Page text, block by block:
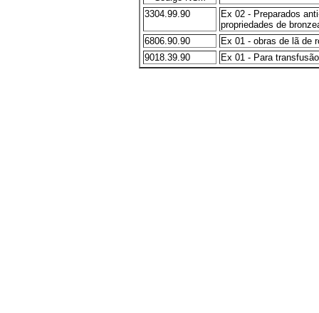
3304.99.90
Ex 02 - Preparados
propriedades de
6806.90.90
Ex 01 - obras de lã de
9018.39.90
Ex 01 - Para